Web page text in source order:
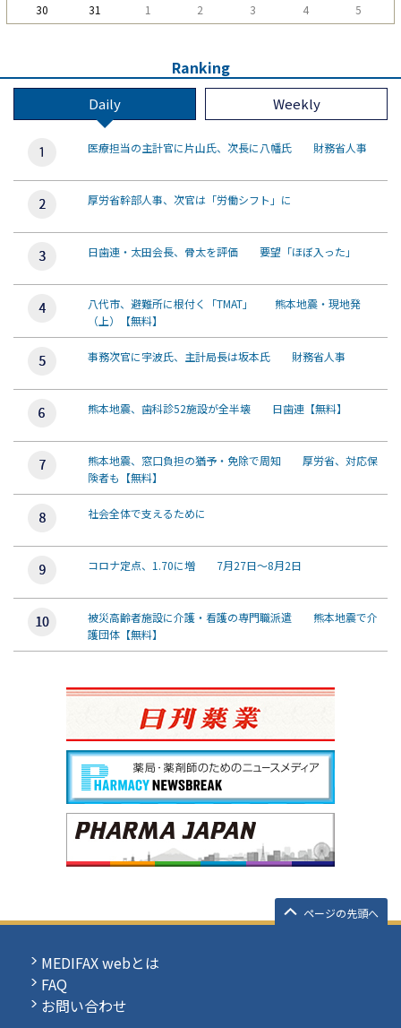
30
31 1 2 3 4 5
Ranking
Daily Weekly
医療担当の主計官に片山氏、次長に八幡氏 財務省人事
厚労省幹部人事、次官は「労働シフト」に
日歯連・太田会長、骨太を評価 要望「ほぼ入った」
八代市、避難所に根付く「TMAT」 熊本地震・現地発
（上）【無料】
事務次官に宇波氏、主計局長は坂本氏 財務省人事
熊本地震、歯科診52施設が全半壊 日歯連【無料】
熊本地震、窓口負担の猶予・免除で周知 厚労省、対応保
険者も【無料】
社会全体で支えるために
コロナ定点、1.70に増 7月27日～8月2日
被災高齢者施設に介護・看護の専門職派遣 熊本地震で介
護団体【無料】
ページの先頭へ
MEDIFAX webとは
FAQ
お問い合わせ